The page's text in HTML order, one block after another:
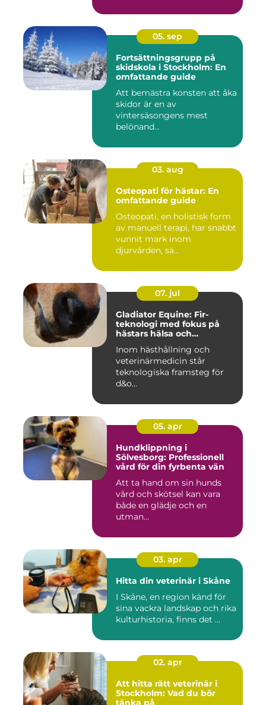
05. sep
Fortsättningsgrupp på
skidskola i Stockholm: En
omfattande guide
Att bemästra konsten att åka
skidor är en av
vintersäsongens mest
belönand...
03. aug
Osteopati för hästar: En
omfattande guide
Osteopati, en holistisk form
av manuell terapi, har snabbt
vunnit mark inom
djurvården, sä...
07. jul
Gladiator Equine: Fir-
teknologi med fokus på
hästars hälsa och
Inom hästhållning och
veterinärmedicin står
teknologiska framsteg för
d&o...
05. apr
Hundklippning i
Sölvesborg: Professionell
vård för din fyrbenta vän
Att ta hand om sin hunds
vård och skötsel kan vara
både en glädje och en
utman...
03. apr
Hitta din veterinär i Skåne
I Skåne, en region känd för
sina vackra landskap och rika
kulturhistoria, finns det ...
02. apr
Att hitta rätt veterinär i
Stockholm: Vad du bör
tänka på